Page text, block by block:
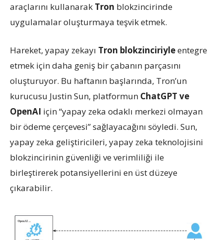
araçlarını kullanarak Tron blokzincirinde
uygulamalar oluşturmaya teşvik etmek.
Hareket, yapay zekayı Tron blokzinciriyleentegre
etmek için daha geniş bir çabanın parçasını
oluşturuyor. Bu haftanın başlarında, Tron’un
kurucusu Justin Sun, platformun ChatGPT ve
OpenAI için “yapay zeka odaklı merkezi olmayan
bir ödeme çerçevesi” sağlayacağını söyledi. Sun,
yapay zeka geliştiricileri, yapay zeka teknolojisini
blokzincirinin güvenliği ve verimliliği ile
birleştirerek potansiyellerini en üst düzeye
çıkarabilir.